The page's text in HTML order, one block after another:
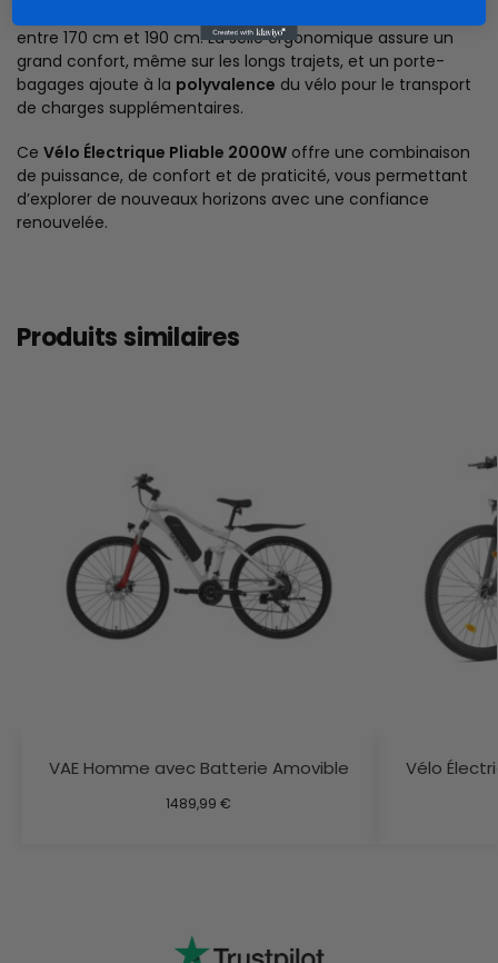
entre 170 cm et 190 cm. La selle ergonomique assure un
grand confort, même sur les longs trajets, et un porte-
bagages ajoute à la polyvalence du vélo pour le transport
de charges supplémentaires.
Ce Vélo Électrique Pliable 2000W offre une combinaison
de puissance, de confort et de praticité, vous permettant
d’explorer de nouveaux horizons avec une confiance
renouvelée.
Produits similaires
VAE Homme avec Batterie Amovible
1489,99€
Vélo